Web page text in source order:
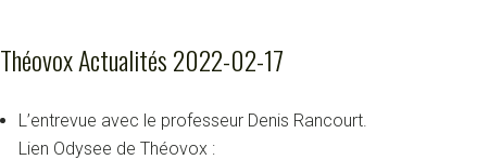
Théovox Actualités 2022-02-17
L’entrevue avec le professeur Denis Rancourt.
Lien Odysee de Théovox :